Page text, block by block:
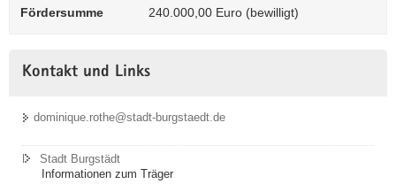
Fördersumme 240.000,00 Euro (bewilligt)
Kontakt und Links
dominique.rothe@stadt-burgstaedt.de
Stadt Burgstädt
Informationen zum Träger